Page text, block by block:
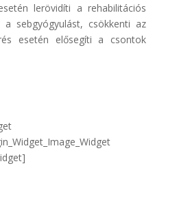
lerövidíti a rehabilitációs
a sebgyógyulást, csökkenti az
esetén elősegíti a csontok